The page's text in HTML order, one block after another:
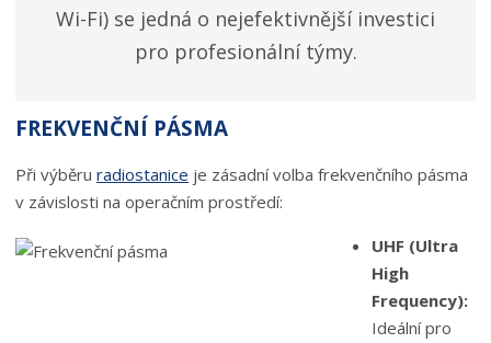
Wi-Fi) se jedná o nejefektivnější investici
pro profesionální týmy.
FREKVENČNÍ PÁSMA
Při výběruradiostanice je zásadní volba frekvenčního pásma
v závislosti na operačním prostředí:
UHF (Ultra
High
Frequency):
Ideální pro